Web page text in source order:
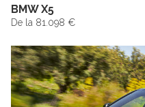
BMW X5
De la 81.098 €